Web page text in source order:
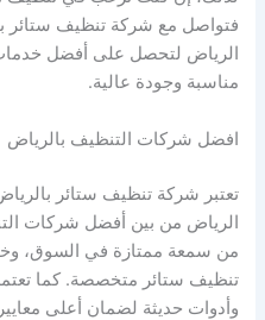
فتواصل مع شركة تنظيف ستائر
الرياض لتحصل على أفضل
مناسبة وجودة عالية.
افضل شركات التنظيف بالرياض
تعتبر شركة تنظيف ستائر
الرياض من بين أفضل شركات
من سمعة ممتازة في السوق،
تنظيف ستائر متخصصة. كما
وأدوات حديثة لضمان أعلى